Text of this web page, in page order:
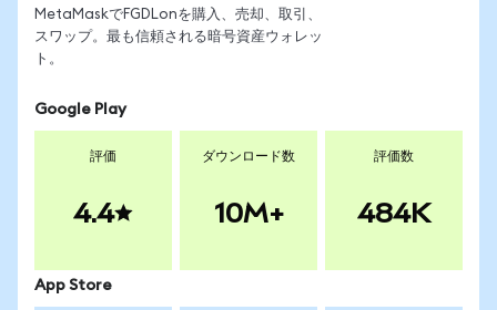
MetaMaskでFGDLonを購入、売却、取引、
スワップ。最も信頼される暗号資産ウォレッ
ト。
Google Play
評価
4.4
ダウンロード数
10M+
評価数
484K
App Store